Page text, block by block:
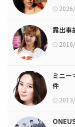
露出事
ミニー
件